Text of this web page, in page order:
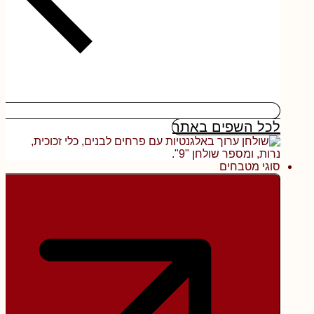
לכל השפים באתר
סוגי מטבחים